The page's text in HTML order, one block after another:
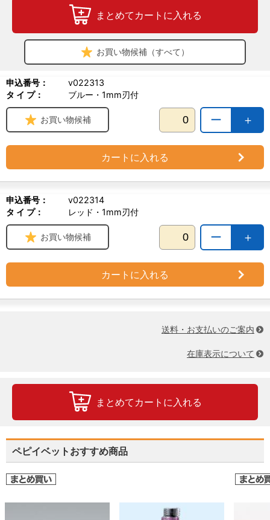
まとめてカートに入れる
お買い物候補（すべて）
申込番号：
v022313
タ イ プ：
ブルー・1mm刃付
＋
ー
お買い物候補
カートに入れる
申込番号：
v022314
タ イ プ：
レッド・1mm刃付
＋
ー
お買い物候補
カートに入れる
送料・お支払いのご案内
在庫表示について
まとめてカートに入れる
ペピイベットおすすめ商品